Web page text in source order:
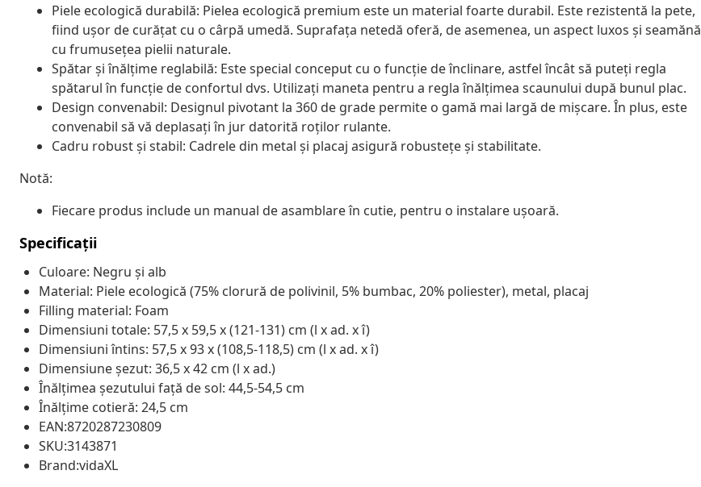
Piele ecologică durabilă: Pielea ecologică premium este un material foarte durabil. Este rezistentă la pete,
fiind ușor de curățat cu o cârpă umedă. Suprafața netedă oferă, de asemenea, un aspect luxos și seamănă
cu frumusețea pielii naturale.
Spătar și înălțime reglabilă: Este special conceput cu o funcție de înclinare, astfel încât să puteți regla
spătarul în funcție de confortul dvs. Utilizați maneta pentru a regla înălțimea scaunului după bunul plac.
Design convenabil: Designul pivotant la 360 de grade permite o gamă mai largă de mișcare. În plus, este
convenabil să vă deplasați în jur datorită roților rulante.
Cadru robust și stabil: Cadrele din metal și placaj asigură robustețe și stabilitate.
Notă:
Fiecare produs include un manual de asamblare în cutie, pentru o instalare ușoară.
Specificații
Culoare: Negru și alb
Material: Piele ecologică (75% clorură de polivinil, 5% bumbac, 20% poliester), metal, placaj
Filling material: Foam
Dimensiuni totale: 57,5 x 59,5 x (121-131) cm (l x ad. x î)
Dimensiuni întins: 57,5 x 93 x (108,5-118,5) cm (l x ad. x î)
Dimensiune șezut: 36,5 x 42 cm (l x ad.)
Înălțimea șezutului față de sol: 44,5-54,5 cm
Înălțime cotieră: 24,5 cm
EAN:8720287230809
SKU:3143871
Brand:vidaXL